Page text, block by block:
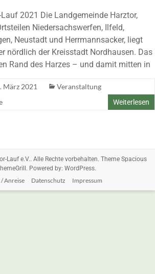
2021 Die Landgemeinde Harztor,
Niedersachswerfen, Ilfeld,
Neustadt und Herrmannsacker, liegt
nördlich der Kreisstadt Nordhausen. Das
Rand des Harzes – und damit mitten in
März 2021
Veranstaltung
Weiterlesen
Lauf e.V.. Alle Rechte vorbehalten. ThemeSpacious
Powered by: WordPress.
Anreise Datenschutz Impressum